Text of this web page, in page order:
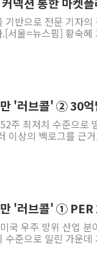
기반으로 전문 기자
서울=뉴스핌] 황숙혜
'러브콜' ② 30억
주 최저치 수준으로
이상의 백로그를 근
'러브콜' ① PER
국 우주 방위 산업
준으로 밀린 가운